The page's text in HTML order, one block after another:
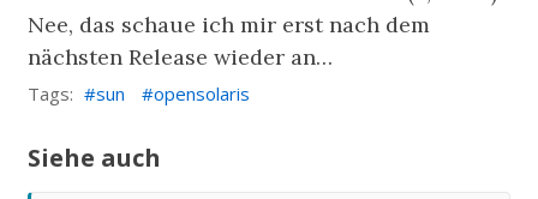
Nee, das schaue ich mir erst nach dem
nächsten Release wieder an…
Tags: sun opensolaris
Siehe auch